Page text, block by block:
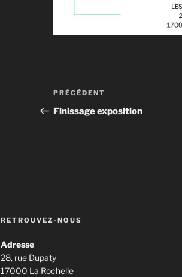
Navigation
de
Article
précédent
PRÉCÉDENT
Finissage exposition
RETROUVEZ-NOUS
Adresse
28, rue Dupaty
17000 La Rochelle